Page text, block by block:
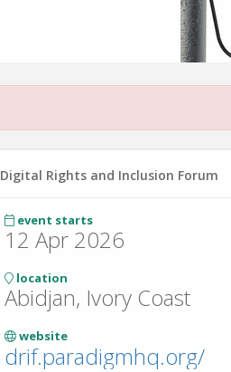
Digital Rights and Inclusion Forum
event starts
12 Apr 2026
location
Abidjan, Ivory Coast
website
drif.paradigmhq.org/